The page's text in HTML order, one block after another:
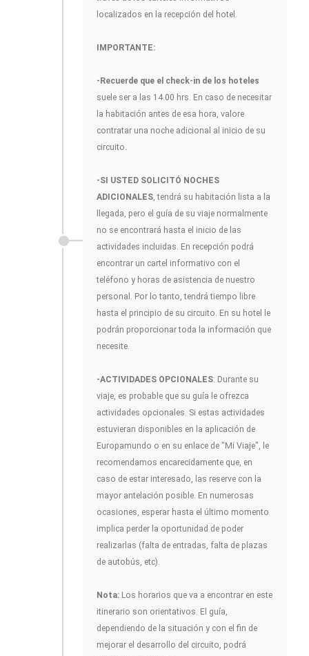
localizados en la recepción del hotel.
IMPORTANTE:
-Recuerde que el check-in de los hoteles
suele ser a las 14.00 hrs. En caso de necesitar
la habitación antes de esa hora, valore
contratar una noche adicional al inicio de su
circuito.
-SI USTED SOLICITÓ NOCHES
ADICIONALES, tendrá su habitación lista a la
llegada, pero el guía de su viaje normalmente
no se encontrará hasta el inicio de las
actividades incluidas. En recepción podrá
encontrar un cartel informativo con el
teléfono y horas de asistencia de nuestro
personal. Por lo tanto, tendrá tiempo libre
hasta el principio de su circuito. En su hotel le
podrán proporcionar toda la información que
necesite.
-ACTIVIDADES OPCIONALES: Durante su
viaje, es probable que su guía le ofrezca
actividades opcionales. Si estas actividades
estuvieran disponibles en la aplicación de
Europamundo o en su enlace de "Mi Viaje", le
recomendamos encarecidamente que, en
caso de estar interesado, las reserve con la
mayor antelación posible. En numerosas
ocasiones, esperar hasta el último momento
implica perder la oportunidad de poder
realizarlas (falta de entradas, falta de plazas
de autobús, etc).
Nota: Los horarios que va a encontrar en este
itinerario son orientativos. El guía,
dependiendo de la situación y con el fin de
mejorar el desarrollo del circuito, podrá